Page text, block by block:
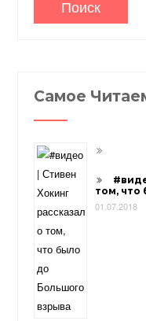
Самое
том, что
01.07.2018